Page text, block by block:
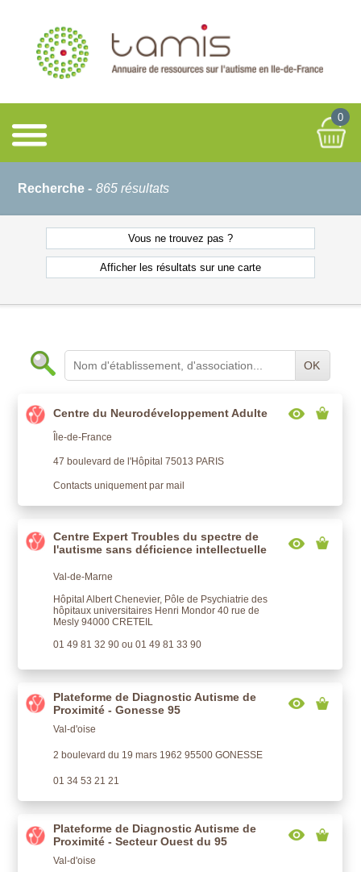
0
Recherche - 865 résultats
Vous ne trouvez pas ?
Afficher les résultats sur une carte
OK
Centre du Neurodéveloppement Adulte
Île-de-France
47 boulevard de l'Hôpital 75013 PARIS
Contacts uniquement par mail
Centre Expert Troubles du spectre de
l'autisme sans déficience intellectuelle
Val-de-Marne
Hôpital Albert Chenevier, Pôle de Psychiatrie des
hôpitaux universitaires Henri Mondor 40 rue de
Mesly 94000 CRETEIL
01 49 81 32 90 ou 01 49 81 33 90
Plateforme de Diagnostic Autisme de
Proximité - Gonesse 95
Val-d'oise
2 boulevard du 19 mars 1962 95500 GONESSE
01 34 53 21 21
Plateforme de Diagnostic Autisme de
Proximité - Secteur Ouest du 95
Val-d'oise